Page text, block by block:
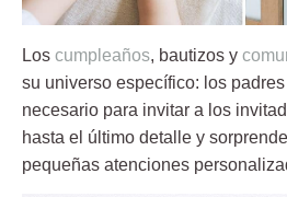
Los cumpleaños, bautizos y
su universo específico: los
necesario para invitar a los
hasta el último detalle y
pequeñas atenciones